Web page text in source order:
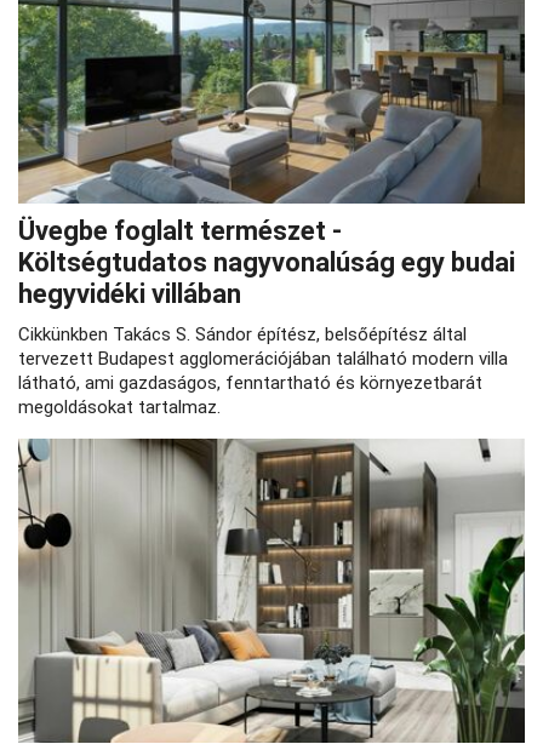
Üvegbe foglalt természet -
Költségtudatos nagyvonalúság egy budai
hegyvidéki villában
Cikkünkben Takács S. Sándor építész, belsőépítész által
tervezett Budapest agglomerációjában található modern villa
látható, ami gazdaságos, fenntartható és környezetbarát
megoldásokat tartalmaz.